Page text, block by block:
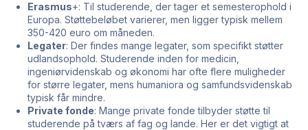
Erasmus+: Til studerende, der tager et semesterophold i
Europa. Støttebeløbet varierer, men ligger typisk mellem
350-420 euro om måneden.
Legater: Der findes mange legater, som specifikt støtter
udlandsophold. Studerende inden for medicin,
ingeniørvidenskab og økonomi har ofte flere muligheder
for større legater, mens humaniora og samfundsvidenskab
typisk får mindre.
Private fonde: Mange private fonde tilbyder støtte til
studerende på tværs af fag og lande. Her er det vigtigt at